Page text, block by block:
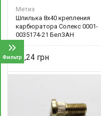
Фильтр
Метиз
Шпилька 8х40 крепления
карбюратора Солекс 0001-
0035174-21 БелЗАН
13,24